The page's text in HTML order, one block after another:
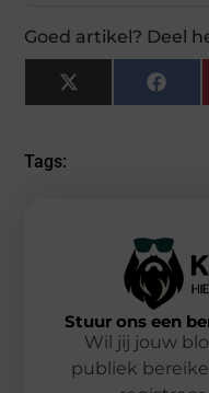
Goed artikel? Deel
X
(Twitter)
Tags:
Stuur ons een
Wil jij jouw
publiek